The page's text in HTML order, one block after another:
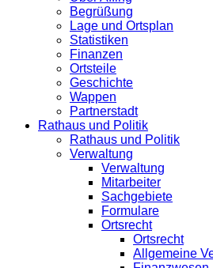
Begrüßung
Lage und Ortsplan
Statistiken
Finanzen
Ortsteile
Geschichte
Wappen
Partnerstadt
Rathaus und Politik
Rathaus und Politik
Verwaltung
Verwaltung
Mitarbeiter
Sachgebiete
Formulare
Ortsrecht
Ortsrecht
Allgemeine